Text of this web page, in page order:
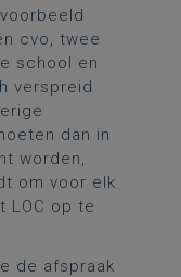
cvo, twee
school en
verspreid
dan in
worden,
om voor elk
LOC op te
de afspraak